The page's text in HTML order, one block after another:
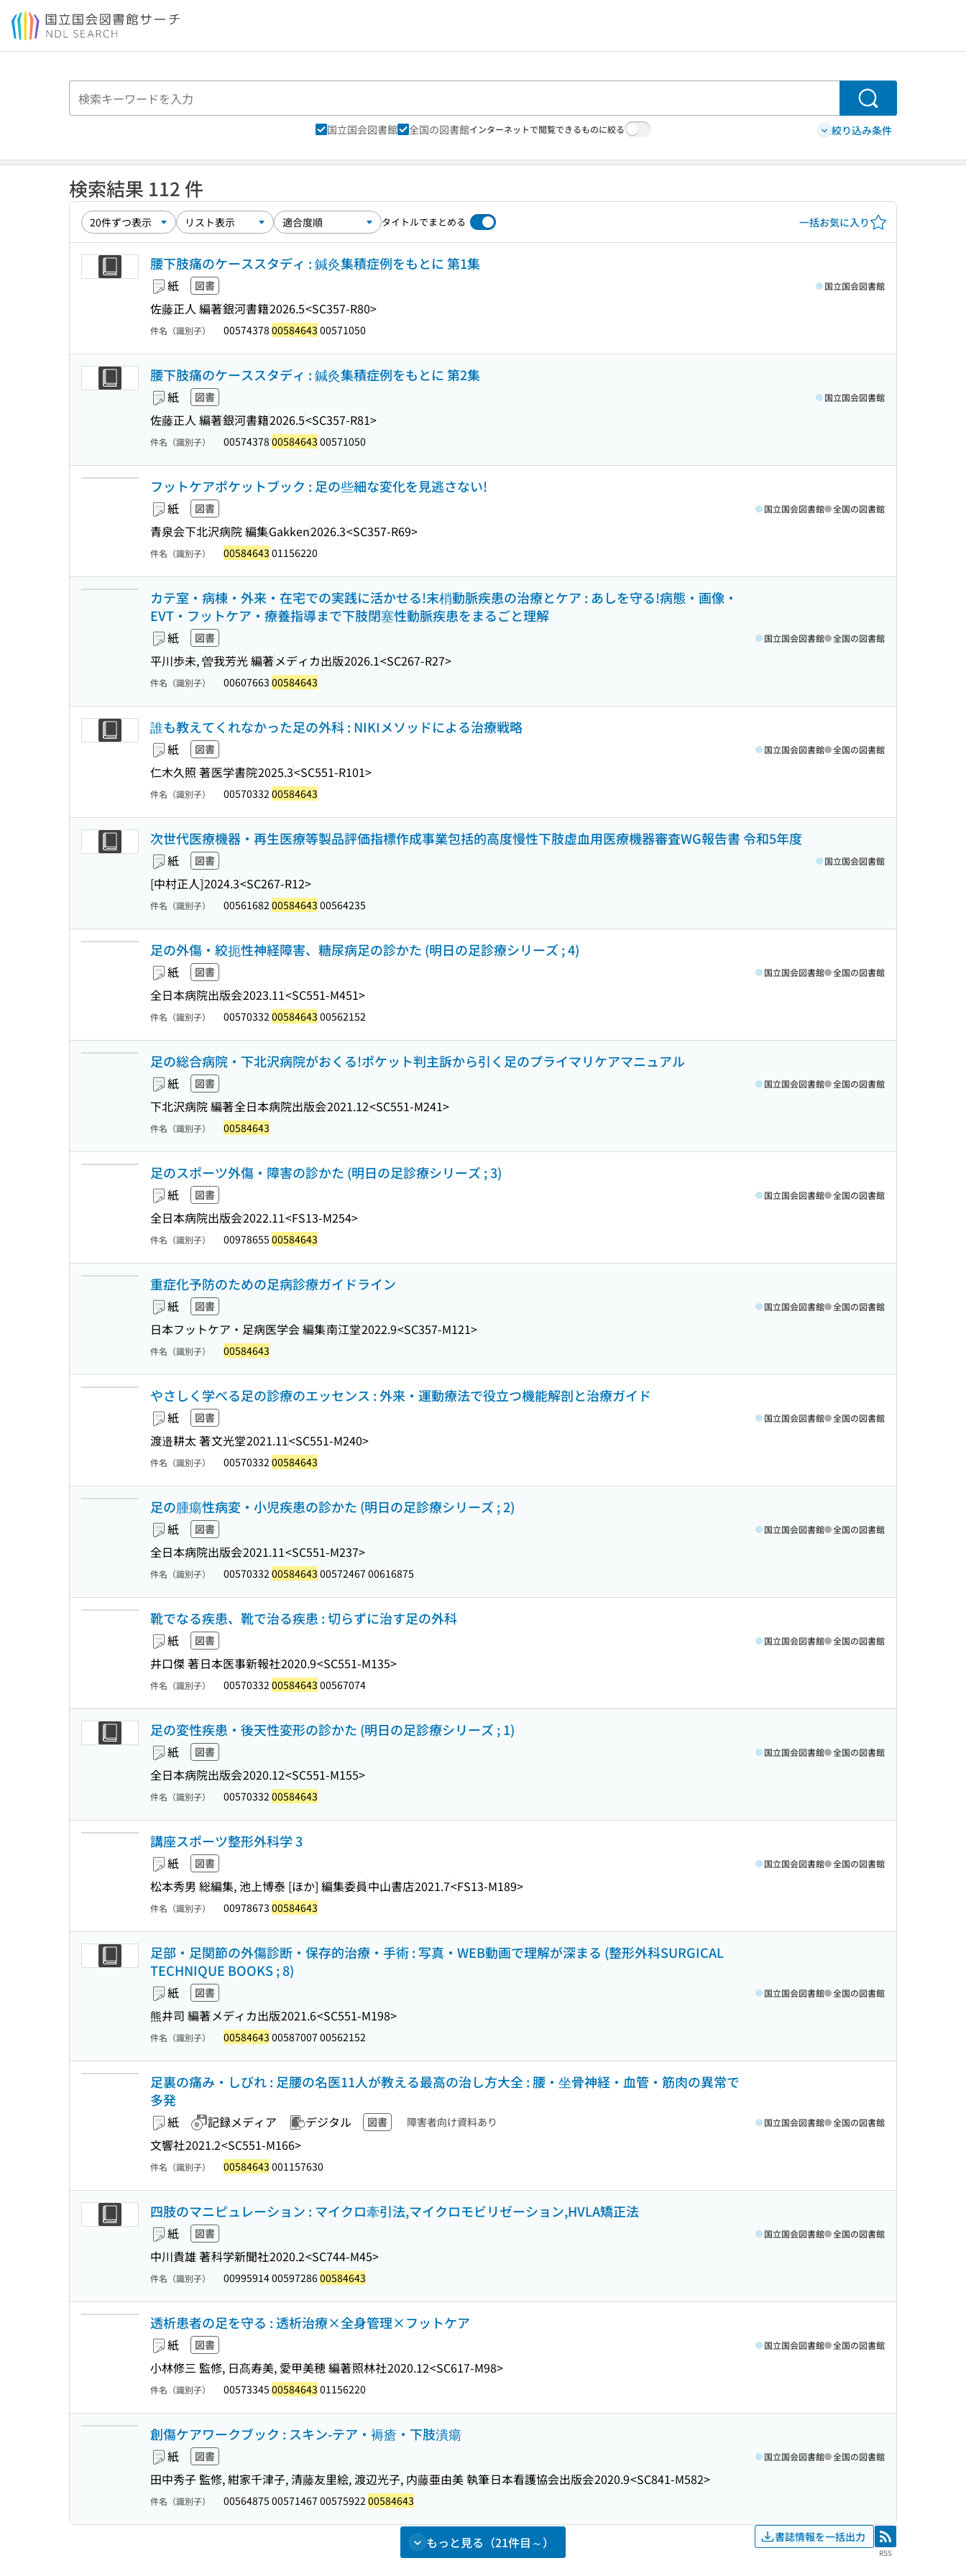
本文へ移動
検索
国立国会図書館 全国の図書館インターネットで閲覧できるものに絞る 絞り込み条件
検索結果 112 件
タイトルでまとめる 一括お気に入り
腰下肢痛のケーススタディ : 鍼灸集積症例をもとに 第1集
紙 図書
佐藤正人 編著銀河書籍2026.5<SC357-R80>
国立国会図書館
件名（識別子） 00574378 00584643 00571050
腰下肢痛のケーススタディ : 鍼灸集積症例をもとに 第2集
紙 図書
佐藤正人 編著銀河書籍2026.5<SC357-R81>
国立国会図書館
件名（識別子） 00574378 00584643 00571050
フットケアポケットブック : 足の些細な変化を見逃さない!
紙 図書
青泉会下北沢病院 編集Gakken2026.3<SC357-R69>
国立国会図書館 全国の図書館
件名（識別子） 00584643 01156220
カテ室・病棟・外来・在宅での実践に活かせる!末梢動脈疾患の治療とケア : あしを守る!病態・画像・
EVT・フットケア・療養指導まで下肢閉塞性動脈疾患をまるごと理解
紙 図書
平川歩未, 曽我芳光 編著メディカ出版2026.1<SC267-R27>
国立国会図書館 全国の図書館
件名（識別子） 00607663 00584643
誰も教えてくれなかった足の外科 : NIKIメソッドによる治療戦略
紙 図書
仁木久照 著医学書院2025.3<SC551-R101>
国立国会図書館 全国の図書館
件名（識別子） 00570332 00584643
次世代医療機器・再生医療等製品評価指標作成事業包括的高度慢性下肢虚血用医療機器審査WG報告書 令和5年度
紙 図書
[中村正人]2024.3<SC267-R12>
国立国会図書館
件名（識別子） 00561682 00584643 00564235
足の外傷・絞扼性神経障害、糖尿病足の診かた (明日の足診療シリーズ ; 4)
紙 図書
全日本病院出版会2023.11<SC551-M451>
国立国会図書館 全国の図書館
件名（識別子） 00570332 00584643 00562152
足の総合病院・下北沢病院がおくる!ポケット判主訴から引く足のプライマリケアマニュアル
紙 図書
下北沢病院 編著全日本病院出版会2021.12<SC551-M241>
国立国会図書館 全国の図書館
件名（識別子） 00584643
足のスポーツ外傷・障害の診かた (明日の足診療シリーズ ; 3)
紙 図書
全日本病院出版会2022.11<FS13-M254>
国立国会図書館 全国の図書館
件名（識別子） 00978655 00584643
重症化予防のための足病診療ガイドライン
紙 図書
日本フットケア・足病医学会 編集南江堂2022.9<SC357-M121>
国立国会図書館 全国の図書館
件名（識別子） 00584643
やさしく学べる足の診療のエッセンス : 外来・運動療法で役立つ機能解剖と治療ガイド
紙 図書
渡邉耕太 著文光堂2021.11<SC551-M240>
国立国会図書館 全国の図書館
件名（識別子） 00570332 00584643
足の腫瘍性病変・小児疾患の診かた (明日の足診療シリーズ ; 2)
紙 図書
全日本病院出版会2021.11<SC551-M237>
国立国会図書館 全国の図書館
件名（識別子） 00570332 00584643 00572467 00616875
靴でなる疾患、靴で治る疾患 : 切らずに治す足の外科
紙 図書
井口傑 著日本医事新報社2020.9<SC551-M135>
国立国会図書館 全国の図書館
件名（識別子） 00570332 00584643 00567074
足の変性疾患・後天性変形の診かた (明日の足診療シリーズ ; 1)
紙 図書
全日本病院出版会2020.12<SC551-M155>
国立国会図書館 全国の図書館
件名（識別子） 00570332 00584643
講座スポーツ整形外科学 3
紙 図書
松本秀男 総編集, 池上博泰 [ほか] 編集委員中山書店2021.7<FS13-M189>
国立国会図書館 全国の図書館
件名（識別子） 00978673 00584643
足部・足関節の外傷診断・保存的治療・手術 : 写真・WEB動画で理解が深まる (整形外科SURGICAL
TECHNIQUE BOOKS ; 8)
紙 図書
熊井司 編著メディカ出版2021.6<SC551-M198>
国立国会図書館 全国の図書館
件名（識別子） 00584643 00587007 00562152
足裏の痛み・しびれ : 足腰の名医11人が教える最高の治し方大全 : 腰・坐骨神経・血管・筋肉の異常で
多発
紙 記録メディア デジタル 図書 障害者向け資料あり
文響社2021.2<SC551-M166>
国立国会図書館 全国の図書館
件名（識別子） 00584643 001157630
四肢のマニピュレーション : マイクロ牽引法,マイクロモビリゼーション,HVLA矯正法
紙 図書
中川貴雄 著科学新聞社2020.2<SC744-M45>
国立国会図書館 全国の図書館
件名（識別子） 00995914 0059728600584643
透析患者の足を守る : 透析治療×全身管理×フットケア
紙 図書
小林修三 監修, 日髙寿美, 愛甲美穂 編著照林社2020.12<SC617-M98>
国立国会図書館 全国の図書館
件名（識別子） 00573345 00584643 01156220
創傷ケアワークブック : スキン-テア・褥瘡・下肢潰瘍
紙 図書
田中秀子 監修, 紺家千津子, 清藤友里絵, 渡辺光子, 内藤亜由美 執筆日本看護協会出版会2020.9<SC841-M582>
国立国会図書館 全国の図書館
件名（識別子） 00564875 00571467 00575922 00584643
もっと見る（21件目～） 書誌情報を一括出力 RSS
RSS